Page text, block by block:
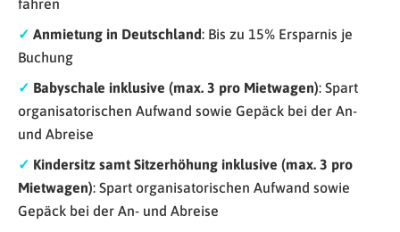
fahren
✓ Anmietung in Deutschland: Bis zu 15% Ersparnis je
Buchung
✓ Babyschale inklusive (max. 3 pro Mietwagen): Spart
organisatorischen Aufwand sowie Gepäck bei der An-
und Abreise
✓ Kindersitz samt Sitzerhöhung inklusive (max. 3 pro
Mietwagen): Spart organisatorischen Aufwand sowie
Gepäck bei der An- und Abreise